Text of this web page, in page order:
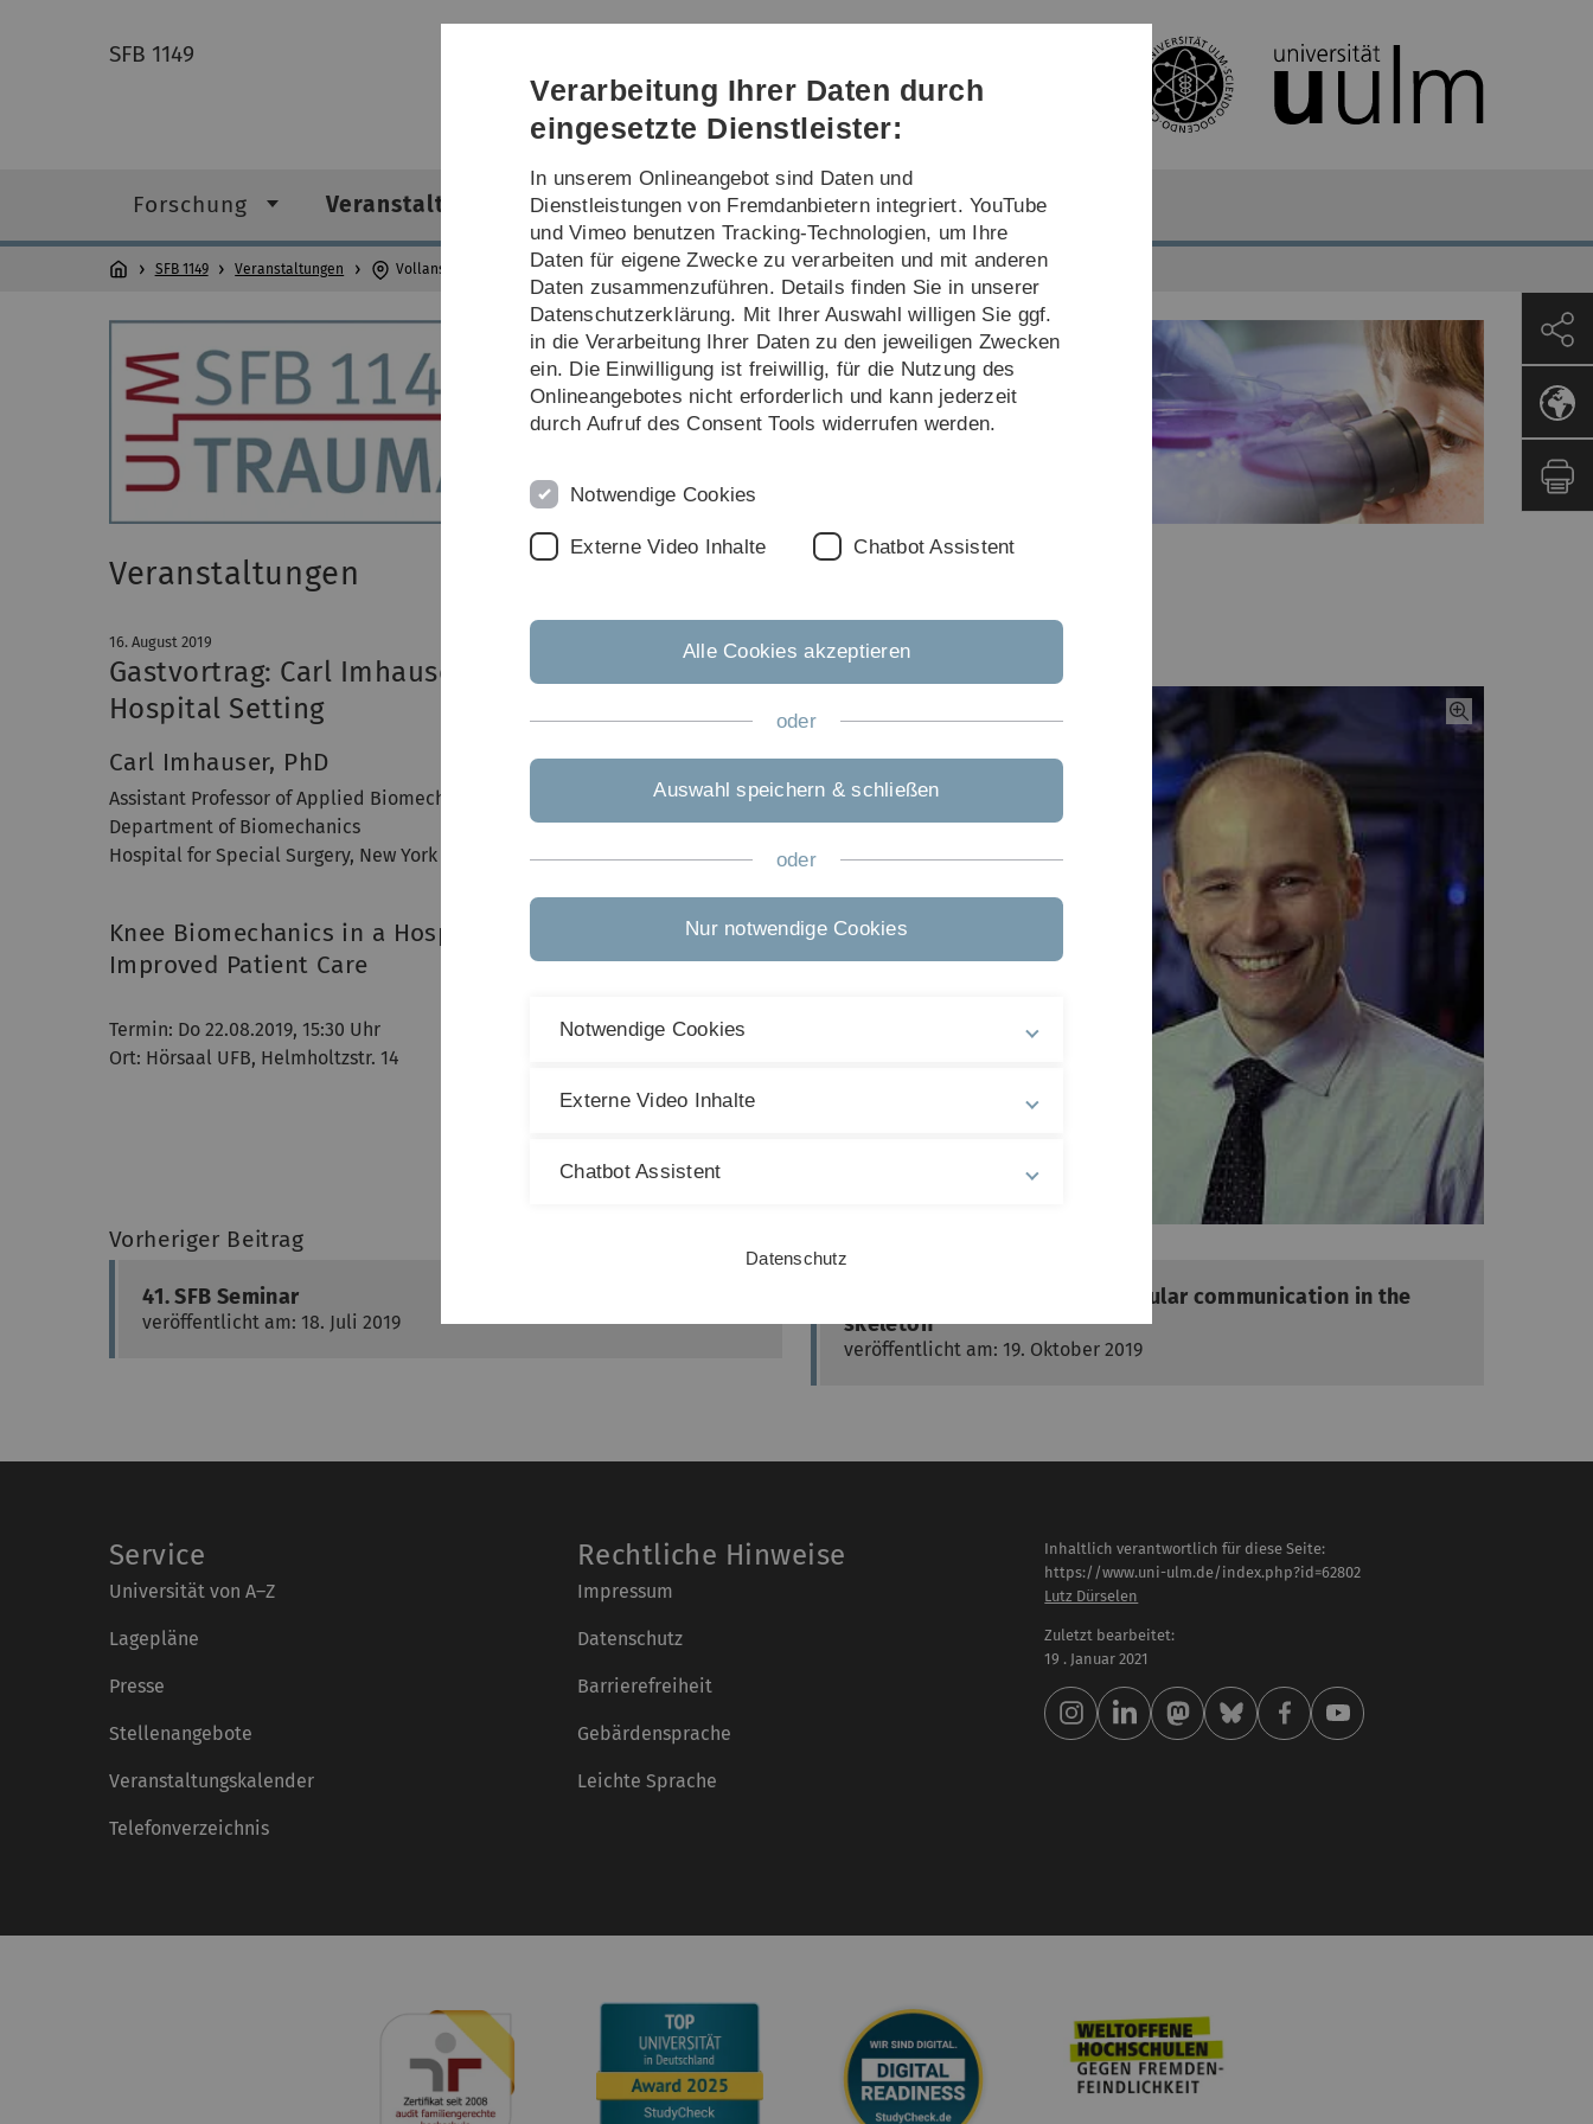
Direkt
Direkt
Direkt
(Sprache,
Drucken,
Social
Direkt
Direkt
SFB 1149
Forschung Veranstaltungen Aktuelles Weiteres
SFB 1149 Veranstaltungen Vollansicht Veranstaltungen
Veranstaltungen
16. August 2019
Gastvortrag: Carl Imhauser, New York: Knee Biomechanics in a
Hospital Setting
Carl Imhauser, PhD
Assistant Professor of Applied Biomechanics in Orthopedic Surgery
Department of Biomechanics
Hospital for Special Surgery, New York
Knee Biomechanics in a Hospital Setting: Translating Basic Knowledge to
Improved Patient Care
Termin: Do 22.08.2019, 15:30 Uhr
Ort: Hörsaal UFB, Helmholtzstr. 14
Vorheriger Beitrag
41. SFB Seminar
veröffentlicht am: 18. Juli 2019
Gastvortrag Christa Maes: Cellular communication in the
skeleton
veröffentlicht am: 19. Oktober 2019
Service
Universität von A–Z
Lagepläne
Presse
Stellenangebote
Veranstaltungskalender
Telefonverzeichnis
Rechtliche Hinweise
Impressum
Datenschutz
Barrierefreiheit
Gebärdensprache
Leichte Sprache
Inhaltlich verantwortlich für diese Seite:
https://www.uni-ulm.de/index.php?id=62802
Lutz Dürselen
Zuletzt bearbeitet:
19 . Januar 2021
Verarbeitung Ihrer Daten durch
eingesetzte Dienstleister:
In unserem Onlineangebot sind Daten und
Dienstleistungen von Fremdanbietern integriert. YouTube
und Vimeo benutzen Tracking-Technologien, um Ihre
Daten für eigene Zwecke zu verarbeiten und mit anderen
Daten zusammenzuführen. Details finden Sie in unserer
Datenschutzerklärung. Mit Ihrer Auswahl willigen Sie ggf.
in die Verarbeitung Ihrer Daten zu den jeweiligen Zwecken
ein. Die Einwilligung ist freiwillig, für die Nutzung des
Onlineangebotes nicht erforderlich und kann jederzeit
durch Aufruf des Consent Tools widerrufen werden.
Notwendige Cookies
Externe Video Inhalte Chatbot Assistent
Alle Cookies akzeptieren
oder
Auswahl speichern & schließen
oder
Nur notwendige Cookies
Notwendige Cookies
Externe Video Inhalte
Chatbot Assistent
Datenschutz